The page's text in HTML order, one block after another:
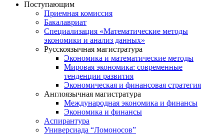
Поступающим
Приемная комиссия
Бакалавриат
Специализация «Математические методы
экономики и анализ данных»
Русскоязычная магистратура
Экономика и математические методы
Мировая экономика: современные
тенденции развития
Экономическая и финансовая стратегия
Англоязычная магистратура
Международная экономика и финансы
Экономика и финансы
Аспирантура
Универсиада “Ломоносов”